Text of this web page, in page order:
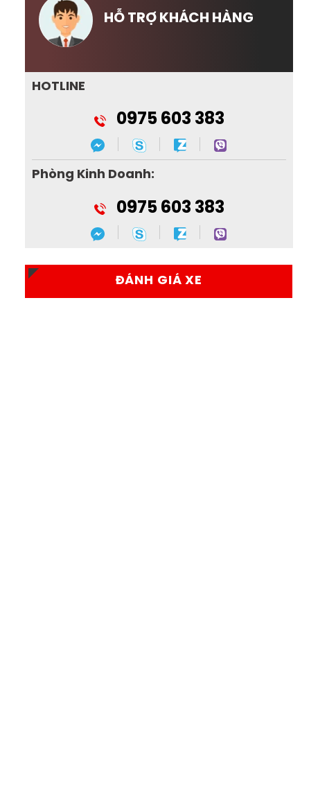
HỖ TRỢ KHÁCH HÀNG
HOTLINE
0975 603 383
Phòng Kinh Doanh:
0975 603 383
ĐÁNH GIÁ XE